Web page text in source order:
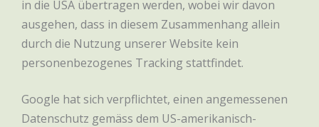
in die USA übertragen werden, wobei wir davon
ausgehen, dass in diesem Zusammenhang allein
durch die Nutzung unserer Website kein
personenbezogenes Tracking stattfindet.
Google hat sich verpflichtet, einen angemessenen
Datenschutz gemäss dem US-amerikanisch-